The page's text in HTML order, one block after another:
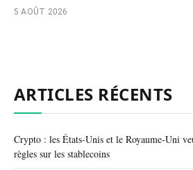
5 AOÛT 2026
ARTICLES RÉCENTS
Crypto : les États-Unis et le Royaume-Uni
règles sur les stablecoins